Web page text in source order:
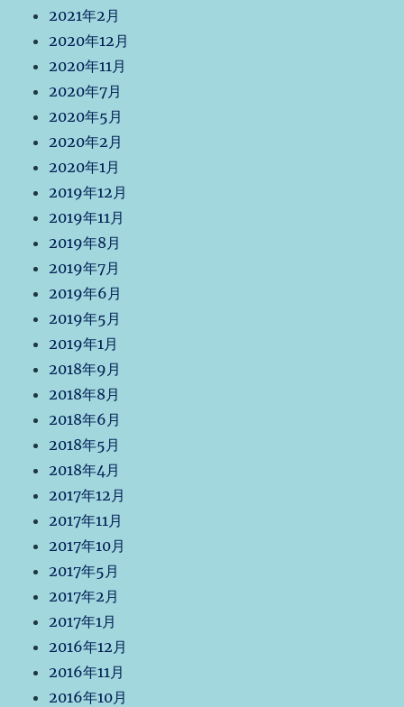
2021年2月
2020年12月
2020年11月
2020年7月
2020年5月
2020年2月
2020年1月
2019年12月
2019年11月
2019年8月
2019年7月
2019年6月
2019年5月
2019年1月
2018年9月
2018年8月
2018年6月
2018年5月
2018年4月
2017年12月
2017年11月
2017年10月
2017年5月
2017年2月
2017年1月
2016年12月
2016年11月
2016年10月